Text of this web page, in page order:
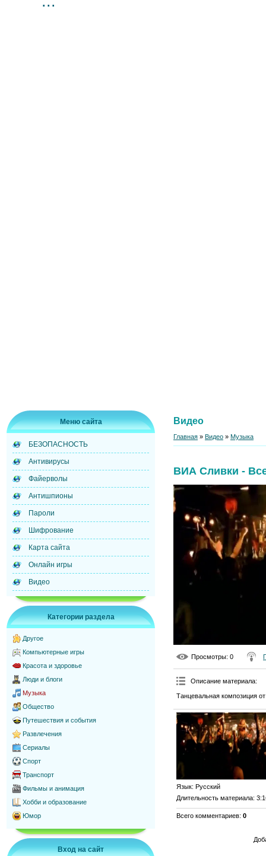
Меню сайта
БЕЗОПАСНОСТЬ
Антивирусы
Файерволы
Антишпионы
Пароли
Шифрование
Карта сайта
Онлайн игры
Видео
Категории раздела
Другое
Компьютерные игры
Красота и здоровье
Люди и блоги
Музыка
Общество
Путешествия и события
Развлечения
Сериалы
Спорт
Транспорт
Фильмы и анимация
Хобби и образование
Юмор
Вход на сайт
Видео
Главная » Видео » Музыка
ВИА Сливки -
Просмотры: 0
Описание материала:
Танцевальная композиция
Язык: Русский
Длительность материала:
Всего комментариев: 0